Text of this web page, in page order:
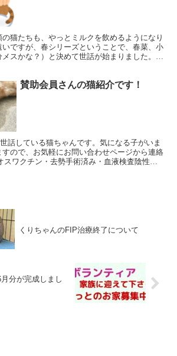
猫たちも、やっとミルクを飲めるようになり
いですが、春シリーズということで、春菜、小
スかな？）と決めて世話が始まりました。ま
賛助会員さんの猫紹介です！
話している猫ちゃんです。気になる子がいま
すので、お気軽にお問い合わせページから連絡
ワクチン・去勢手術済み・血液検査陰性甘
くりちゃんのFIP治療終了について
分が完成しまし